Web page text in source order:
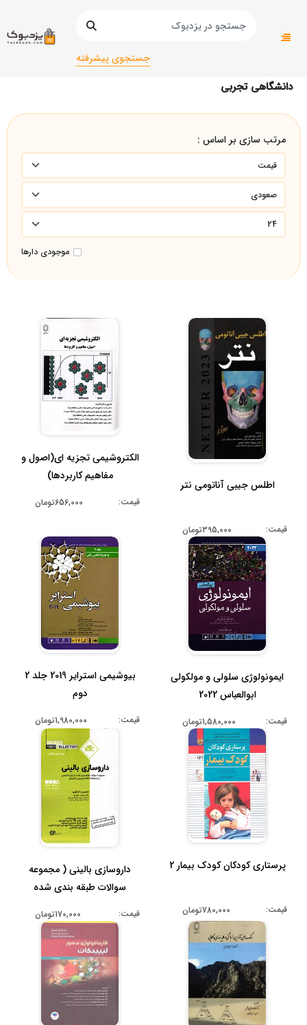
جستجوی پیشرفته
صفحه اصلی
دانشگاهی تجربی
مرتب سازی بر اساس :
موجودی دارها
اطلس جیبی آناتومی نتر
قیمت: 395,000تومان
الکتروشیمی تجزیه ای(اصول و
مفاهیم کاربردها)
قیمت: 656,000تومان
ایمونولوژی سلولی و مولکولی
ابوالعباس 2022
قیمت: 1,580,000تومان
بیوشیمی استرایر 2019 جلد 2
دوم
قیمت: 1,980,000تومان
پرستاری کودکان کودک بیمار 2
قیمت: 780,000تومان
داروسازی بالینی ( مجموعه
سوالات طبقه بندی شده
قیمت: 170,000تومان